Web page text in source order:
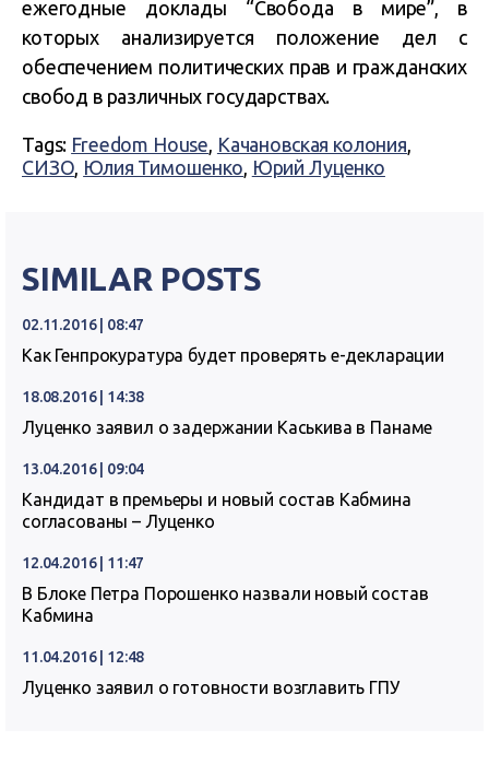
ежегодные доклады “Свобода в мире”, в
которых анализируется положение дел с
обеспечением политических прав и гражданских
свобод в различных государствах.
Tags: Freedom House, Качановская колония,
СИЗО, Юлия Тимошенко, Юрий Луценко
SIMILAR POSTS
02.11.2016 | 08:47
Как Генпрокуратура будет проверять е-декларации
18.08.2016 | 14:38
Луценко заявил о задержании Каськива в Панаме
13.04.2016 | 09:04
Кандидат в премьеры и новый состав Кабмина
согласованы – Луценко
12.04.2016 | 11:47
В Блоке Петра Порошенко назвали новый состав
Кабмина
11.04.2016 | 12:48
Луценко заявил о готовности возглавить ГПУ